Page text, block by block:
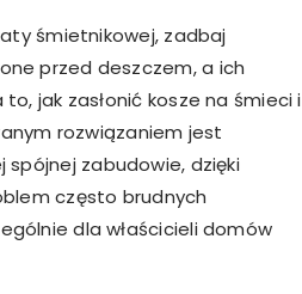
śmietnikowej, zadbaj
przed deszczem, a ich
jak zasłonić kosze na śmieci i
rozwiązaniem jest
spójnej zabudowie, dzięki
często brudnych
dla właścicieli domów